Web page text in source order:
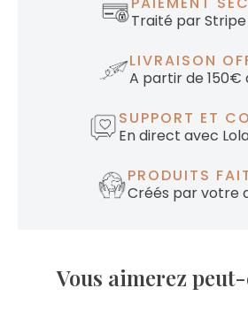
Traité par Stripe
LIVRAISON
A partir de 150€
SUPPORT ET
En direct avec
PRODUITS
Créés par votre
Vous aimerez